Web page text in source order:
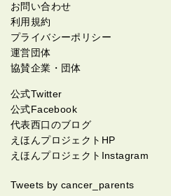
お問い合わせ
利用規約
プライバシーポリシー
運営団体
協賛企業・団体
公式Twitter
公式Facebook
代表西口のブログ
えほんプロジェクトHP
えほんプロジェクトInstagram
Tweets by cancer_parents